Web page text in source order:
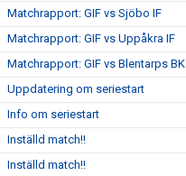
Matchrapport: GIF vs Sjöbo IF
Matchrapport: GIF vs Uppåkra IF
Matchrapport: GIF vs Blentarps BK
Uppdatering om seriestart
Info om seriestart
Inställd match!!
Inställd match!!